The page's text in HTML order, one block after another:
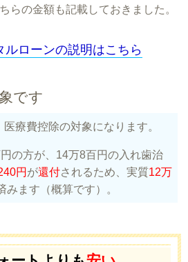
らの金額も記載しておきました。
ルローンの説明はこちら
です
療費控除の対象になります。
の方が、14万8百円の入れ歯治
円 が還付されるため、実質12万
みます（概算です）。